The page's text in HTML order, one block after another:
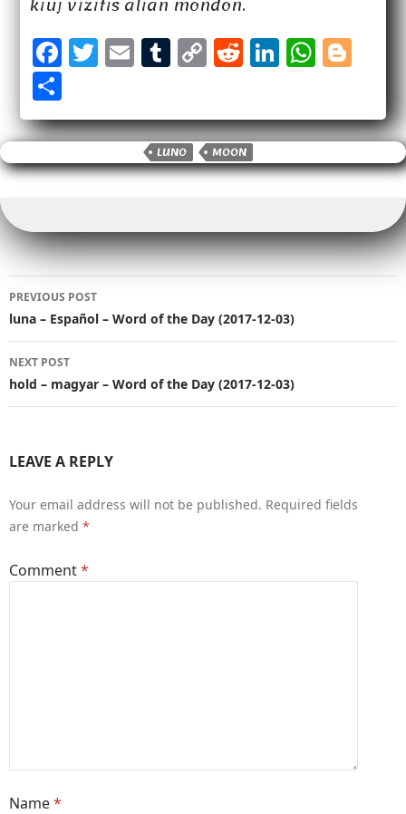
F
a
c
e
b
o
o
k
T
w
it
t
e
r
E
m
a
il
T
u
m
b
lr
C
o
p
y
Li
n
k
R
e
d
d
it
Li
n
k
e
d
I
n
W
h
a
t
s
A
p
p
o
g
g
e
r
S
h
a
r LUNO MOON
Post
navigation
PREVIOUS POST
luna – Español – Word of the Day (2017-12-03)
NEXT POST
hold – magyar – Word of the Day (2017-12-03)
LEAVE A REPLY
Your email address will not be published. Required fields
are marked *
Comment*
Name*